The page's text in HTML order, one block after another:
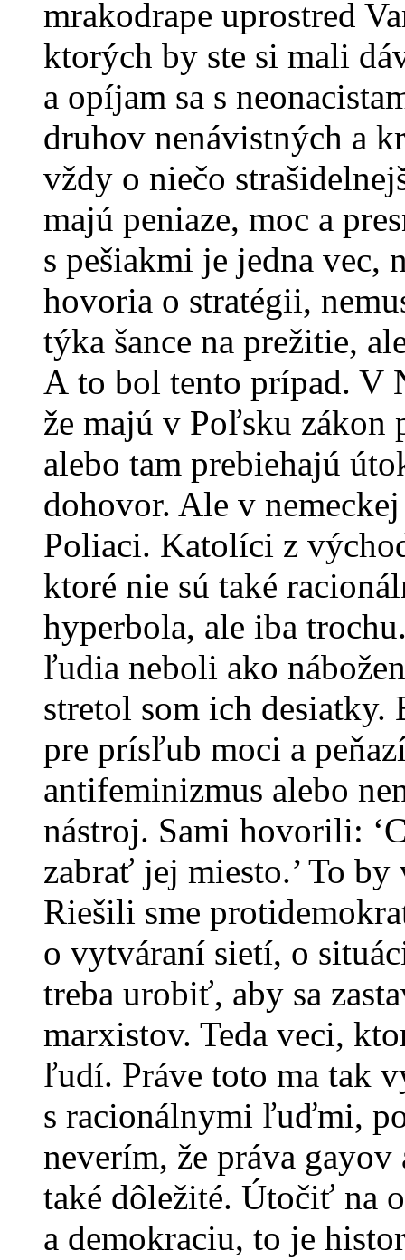
mrakodrape uprostred
ktorých by ste si mali
a opíjam sa s
druhov nenávistných a
vždy o niečo
majú peniaze, moc a
s pešiakmi je jedna vec,
hovoria o stratégii,
týka šance na prežitie,
A to bol tento prípad. V
že majú v Poľsku
alebo tam prebiehajú
dohovor. Ale v
Poliaci. Katolíci z
ktoré nie sú také
hyperbola, ale iba
ľudia neboli ako
stretol som ich
pre prísľub moci a
antifeminizmus alebo
nástroj. Sami hovorili:
zabrať jej miesto.’ To
Riešili sme
o vytváraní sietí, o
treba urobiť, aby sa
marxistov. Teda veci,
ľudí. Práve toto ma tak
s racionálnymi ľuďmi,
neverím, že práva
také dôležité. Útočiť na
a demokraciu, to je